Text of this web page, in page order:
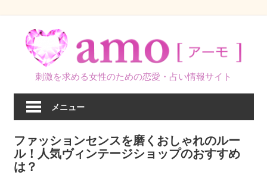
刺激を求める女性のための恋愛・占い情報サイト
メニュー
ファッションセンスを磨くおしゃれのルー
ル！人気ヴィンテージショップのおすすめ
は？